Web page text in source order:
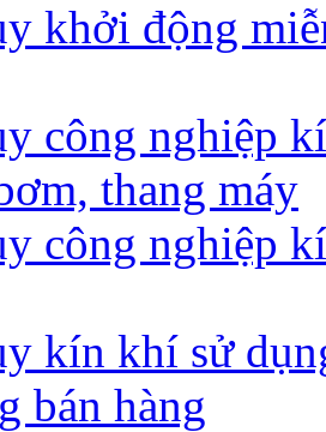
khởi động
công nghiệp
thang máy
công nghiệp
kín khí sử
bán hàng